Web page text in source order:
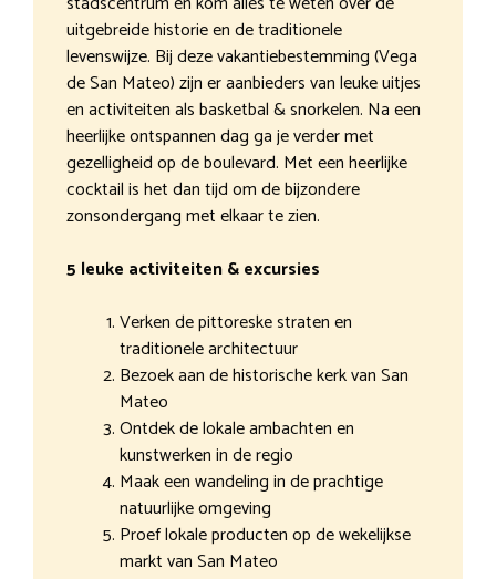
uitgebreide historie en de traditionele
levenswijze. Bij deze vakantiebestemming (Vega
de San Mateo) zijn er aanbieders van leuke uitjes
en activiteiten als basketbal & snorkelen. Na een
heerlijke ontspannen dag ga je verder met
gezelligheid op de boulevard. Met een heerlijke
cocktail is het dan tijd om de bijzondere
zonsondergang met elkaar te zien.
5 leuke activiteiten & excursies
Verken de pittoreske straten en
traditionele architectuur
Bezoek aan de historische kerk van San
Mateo
Ontdek de lokale ambachten en
kunstwerken in de regio
Maak een wandeling in de prachtige
natuurlijke omgeving
Proef lokale producten op de wekelijkse
markt van San Mateo